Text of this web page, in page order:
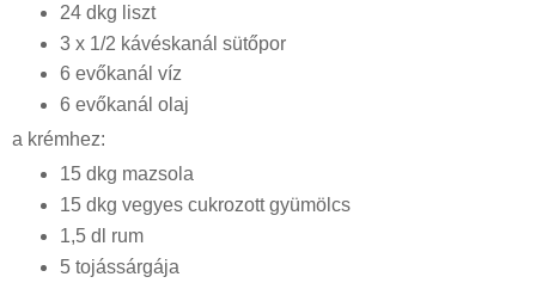
24 dkg liszt
3 x 1/2 kávéskanál sütőpor
6 evőkanál víz
6 evőkanál olaj
a krémhez:
15 dkg mazsola
15 dkg vegyes cukrozott gyümölcs
1,5 dl rum
5 tojássárgája